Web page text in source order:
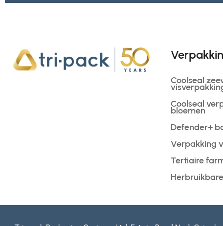
Coolseal
Coolseal
bloemen
Defender+
Verpakking
Tertiaire